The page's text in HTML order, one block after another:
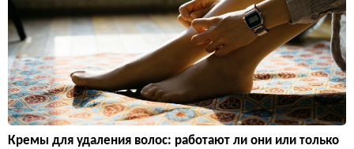
Кремы для удаления волос: работают ли они или только